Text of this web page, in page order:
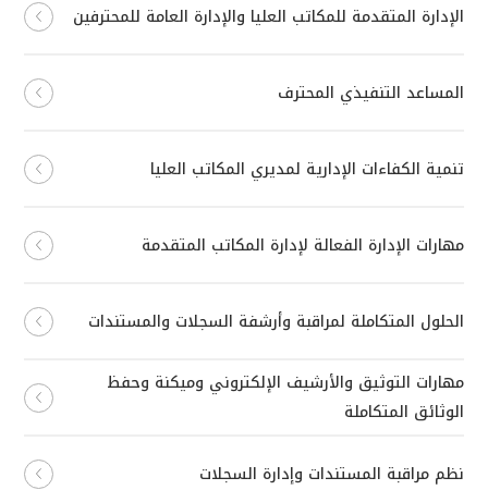
الإدارة المتقدمة للمكاتب العليا والإدارة العامة للمحترفين
المساعد التنفيذي المحترف
تنمية الكفاءات الإدارية لمديري المكاتب العليا
مهارات الإدارة الفعالة لإدارة المكاتب المتقدمة
الحلول المتكاملة لمراقبة وأرشفة السجلات والمستندات
مهارات التوثيق والأرشيف الإلكتروني وميكنة وحفظ
الوثائق المتكاملة
نظم مراقبة المستندات وإدارة السجلات